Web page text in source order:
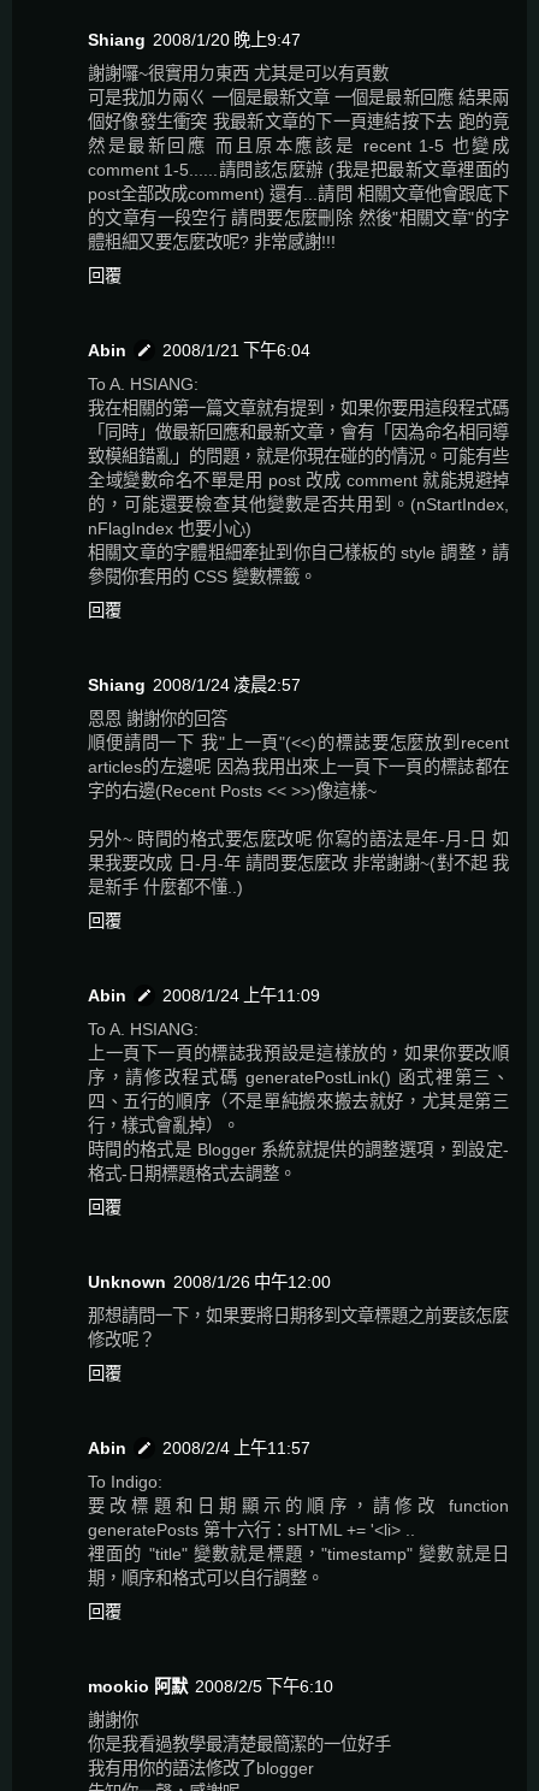
Shiang 2008/1/20 晚上9:47
謝謝囉~很實用ㄉ東西 尤其是可以有頁數
可是我加ㄌ兩ㄍ 一個是最新文章 一個是最新回應 結果兩
個好像發生衝突 我最新文章的下一頁連結按下去 跑的竟
然是最新回應 而且原本應該是 recent 1-5 也變成
comment 1-5......請問該怎麼辦 (我是把最新文章裡面的
post全部改成comment) 還有...請問 相關文章他會跟底下
的文章有一段空行 請問要怎麼刪除 然後"相關文章"的字
體粗細又要怎麼改呢? 非常感謝!!!
回覆
Abin
2008/1/21 下午6:04
To A. HSIANG:
我在相關的第一篇文章就有提到，如果你要用這段程式碼
「同時」做最新回應和最新文章，會有「因為命名相同導
致模組錯亂」的問題，就是你現在碰的的情況。可能有些
全域變數命名不單是用 post 改成 comment 就能規避掉
的，可能還要檢查其他變數是否共用到。(nStartIndex,
nFlagIndex 也要小心)
相關文章的字體粗細牽扯到你自己樣板的 style 調整，請
參閱你套用的 CSS 變數標籤。
回覆
Shiang 2008/1/24 凌晨2:57
恩恩 謝謝你的回答
順便請問一下 我"上一頁"(<<)的標誌要怎麼放到recent
articles的左邊呢 因為我用出來上一頁下一頁的標誌都在
字的右邊(Recent Posts << >>)像這樣~
另外~ 時間的格式要怎麼改呢 你寫的語法是年-月-日 如
果我要改成 日-月-年 請問要怎麼改 非常謝謝~(對不起 我
是新手 什麼都不懂..)
回覆
Abin
2008/1/24 上午11:09
To A. HSIANG:
上一頁下一頁的標誌我預設是這樣放的，如果你要改順
序，請修改程式碼 generatePostLink() 函式裡第三、
四、五行的順序（不是單純搬來搬去就好，尤其是第三
行，樣式會亂掉）。
時間的格式是 Blogger 系統就提供的調整選項，到設定-
格式-日期標題格式去調整。
回覆
Unknown 2008/1/26 中午12:00
那想請問一下，如果要將日期移到文章標題之前要該怎麼
修改呢？
回覆
Abin
2008/2/4 上午11:57
To Indigo:
要改標題和日期顯示的順序，請修改 function
generatePosts 第十六行：sHTML += '<li> ..
裡面的 "title" 變數就是標題，"timestamp" 變數就是日
期，順序和格式可以自行調整。
回覆
mookio 阿默 2008/2/5 下午6:10
謝謝你
你是我看過教學最清楚最簡潔的一位好手
我有用你的語法修改了blogger